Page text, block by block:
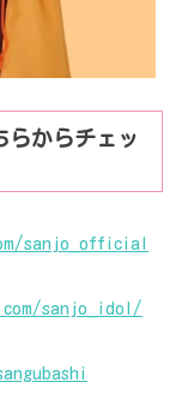
らからチェッ
sanjo_official
sanjo_idol/